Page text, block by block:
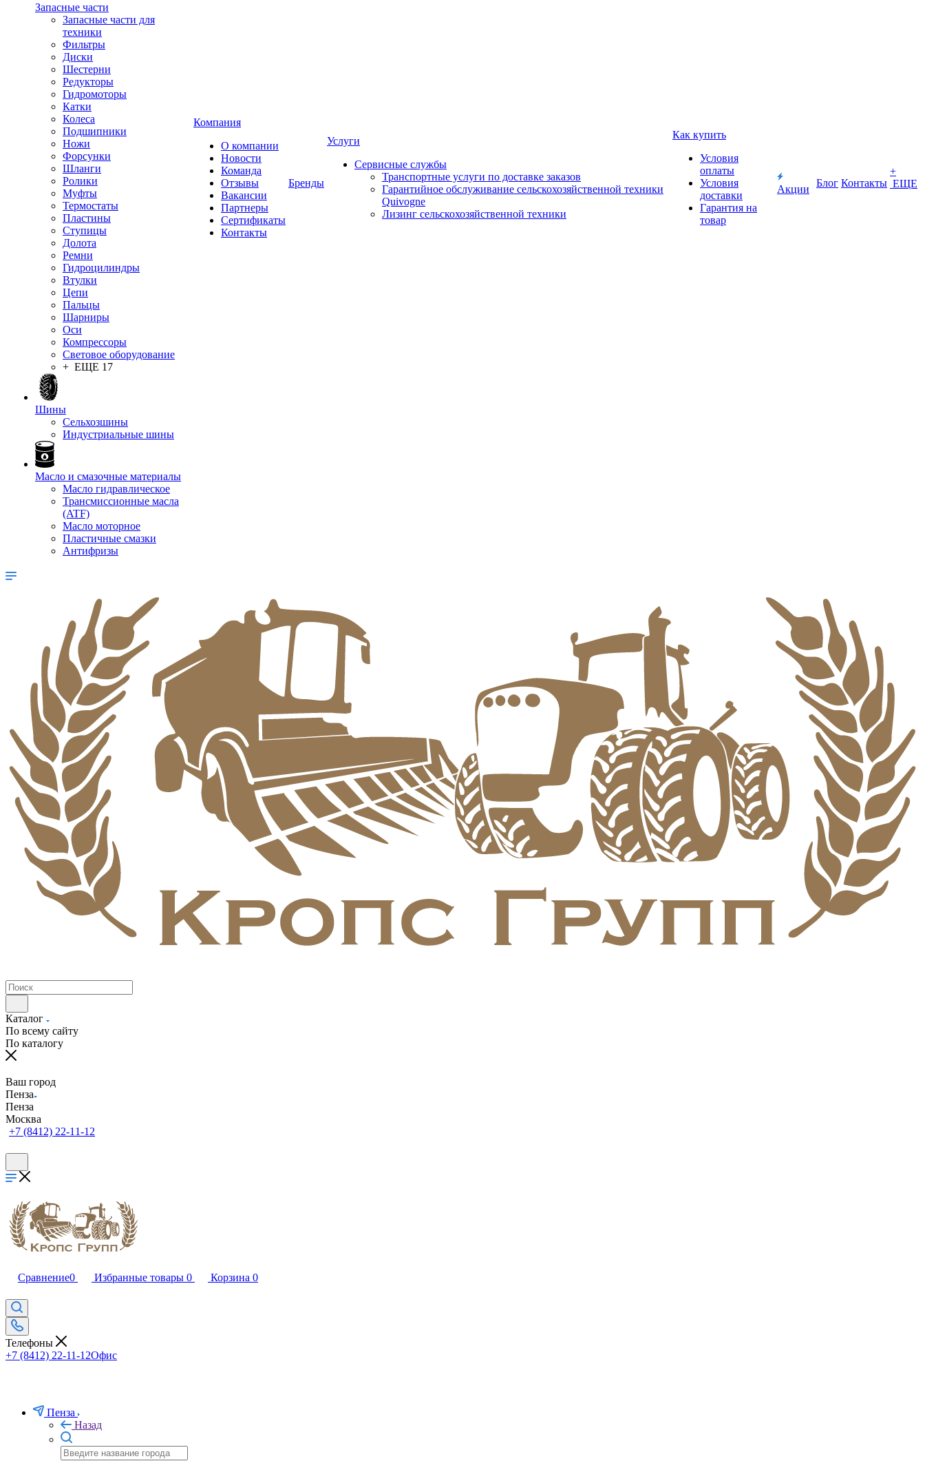
Запасные части
Запасные части для
техники
Фильтры
Диски
Шестерни
Редукторы
Гидромоторы
Катки
Колеса
Подшипники
Ножи
Форсунки
Шланги
Ролики
Муфты
Термостаты
Пластины
Ступицы
Долота
Ремни
Гидроцилиндры
Втулки
Цепи
Пальцы
Шарниры
Оси
Компрессоры
Световое оборудование
+ ЕЩЕ 17
Шины
Сельхозшины
Индустриальные шины
Масло и смазочные материалы
Масло гидравлическое
Трансмиссионные масла
(ATF)
Масло моторное
Пластичные смазки
Антифризы
Компания
О компании
Новости
Команда
Отзывы
Вакансии
Партнеры
Сертификаты
Контакты
Бренды
Услуги
Сервисные службы
Транспортные услуги по доставке заказов
Гарантийное обслуживание сельскохозяйственной техники
Quivogne
Лизинг сельскохозяйственной техники
Как купить
Условия
оплаты
Условия
доставки
Гарантия на
товар
Акции
Блог Контакты
+
ЕЩЕ
Каталог
По всему сайту
По каталогу
Ваш город
Пенза
Пенза
Москва
+7 (8412) 22-11-12
Сравнение0 Избранные товары 0 Корзина 0
Телефоны
+7 (8412) 22-11-12Офис
Пенза
Назад